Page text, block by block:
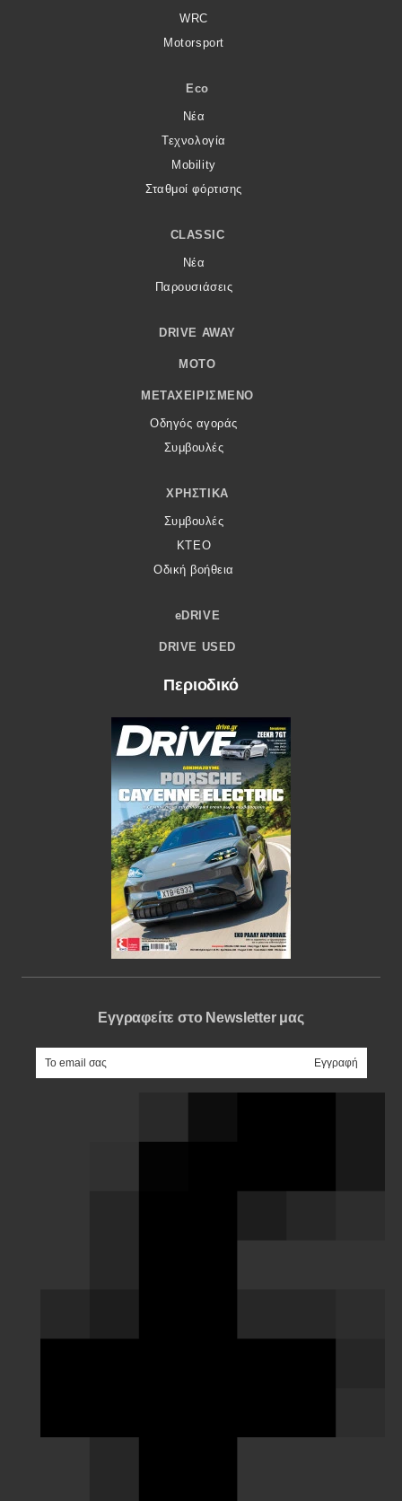
WRC
Motorsport
Eco
Νέα
Τεχνολογία
Mobility
Σταθμοί φόρτισης
CLASSIC
Νέα
Παρουσιάσεις
DRIVE AWAY
MOTO
ΜΕΤΑΧΕΙΡΙΣΜΈΝΟ
Οδηγός αγοράς
Συμβουλές
ΧΡΗΣΤΙΚΆ
Συμβουλές
ΚΤΕΟ
Οδική βοήθεια
eDRIVE
DRIVE USED
Περιοδικό
Εγγραφείτε στο Newsletter μας
e-mail